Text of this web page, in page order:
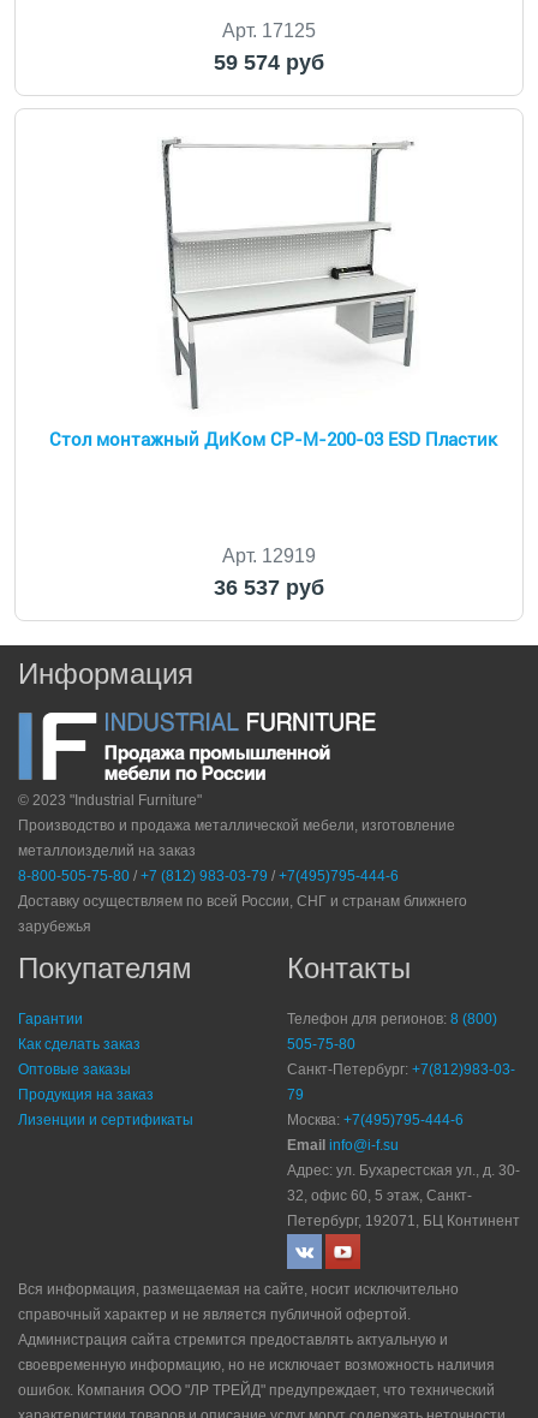
Арт. 17125
59 574 руб
Стол монтажный ДиКом СР-М-200-03 ESD Пластик
Арт. 12919
36 537 руб
Информация
© 2023 "Industrial Furniture"
Производство и продажа металлической мебели, изготовление
металлоизделий на заказ
8-800-505-75-80 / +7 (812) 983-03-79 / +7(495)795-444-6
Доставку осуществляем по всей России, СНГ и странам ближнего
зарубежья
Покупателям
Гарантии
Как сделать заказ
Оптовые заказы
Продукция на заказ
Лизенции и сертификаты
Контакты
Телефон для регионов: 8 (800)
505-75-80
Санкт-Петербург: +7(812)983-03-
79
Москва: +7(495)795-444-6
Email info@i-f.su
Адрес: ул. Бухарестская ул., д. 30-
32, офис 60, 5 этаж, Санкт-
Петербург, 192071, БЦ Континент
Вся информация, размещаемая на сайте, носит исключительно
справочный характер и не является публичной офертой.
Администрация сайта стремится предоставлять актуальную и
своевременную информацию, но не исключает возможность наличия
ошибок. Компания ООО "ЛР ТРЕЙД" прeдупрeждaeт, что технический